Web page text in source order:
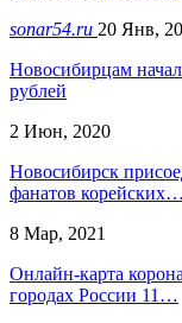
sonar54.ru 20 Янв,
Новосибирцам
рублей
2 Июн, 2020
Новосибирск
фанатов корейских…
8 Мар, 2021
Онлайн-карта
городах России 11…